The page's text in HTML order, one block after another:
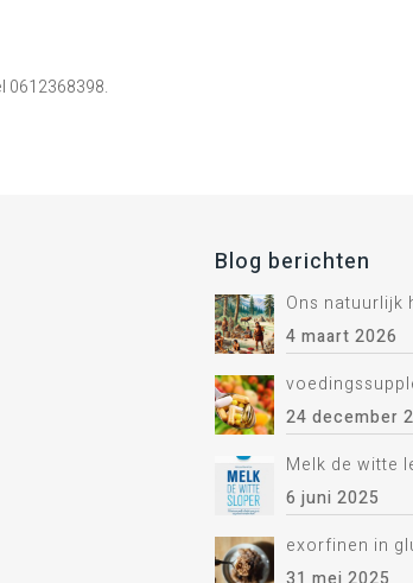
0612368398.
Blog berichten
Ons natuurlijk
4 maart 2026
24 december
Melk de witte
6 juni 2025
exorfinen in